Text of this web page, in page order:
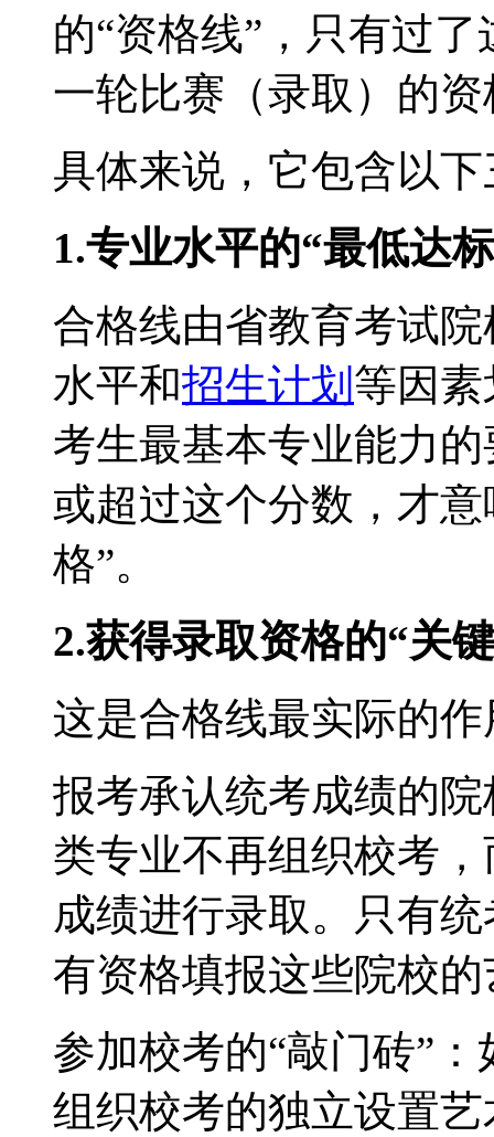
的“资格线”，只有过
一轮比赛（录取）的资
具体来说，它包含以
1.专业水平的“最低达
合格线由省教育考试
水平和招生计划 等因
考生最基本专业能力
或超过这个分数，才
格”。
2.获得录取资格的“关
这是合格线最实际的作
报考承认统考成绩的
类专业不再组织校考
成绩进行录取。只有
有资格填报这些院校
参加校考的“敲门砖”
组织校考的独立设置